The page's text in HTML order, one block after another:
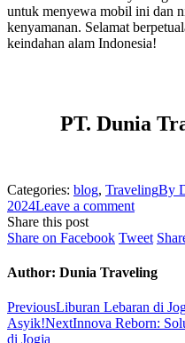
untuk menyewa mobil ini dan
kenyamanan. Selamat
keindahan alam Indonesia!
PT. Dunia
Categories: blog, TravelingBy
2024Leave a comment
Share this post
Share on FacebookShare
Facebook
TweetShare
Twitter
Author: Dunia Traveling
Post
navigation
PreviousPrevious
post:
Liburan Lebaran di
Asyik!NextNext
Innova Reborn:
di Jogja